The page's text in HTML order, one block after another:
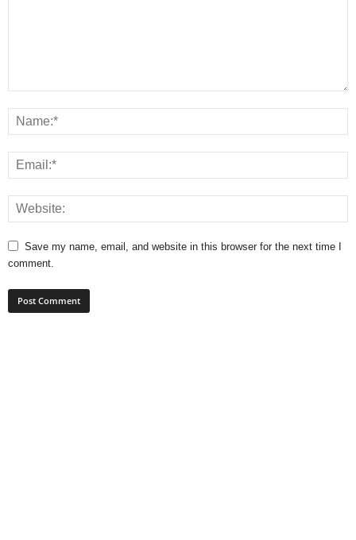
Save my name, email, and website in this browser for the next time I
comment.